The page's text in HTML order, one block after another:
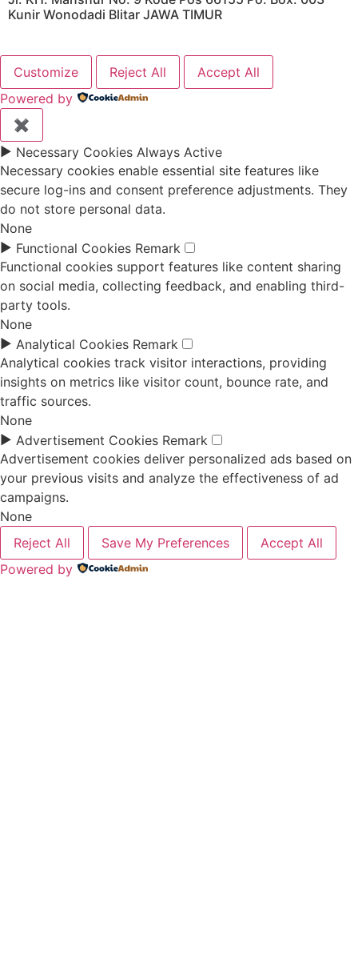
Kunir Wonodadi Blitar JAWA TIMUR
Customize Reject All
Accept All
Powered by
✖
► Necessary Cookies Always Active
Necessary cookies enable essential site features like
secure log-ins and consent preference adjustments. They
do not store personal data.
None
► Functional Cookies Remark
Functional cookies support features like content sharing
on social media, collecting feedback, and enabling third-
party tools.
None
► Analytical Cookies Remark
Analytical cookies track visitor interactions, providing
insights on metrics like visitor count, bounce rate, and
traffic sources.
None
► Advertisement Cookies Remark
Advertisement cookies deliver personalized ads based on
your previous visits and analyze the effectiveness of ad
campaigns.
None
Reject All
Save My Preferences
Accept All
Powered by